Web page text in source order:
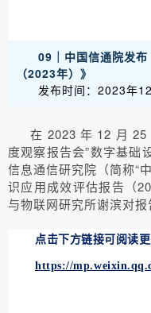
09｜中国信通院发
（2023年）》
发布时间：2023年
在 2023 年 12 月 25
度观察报告会”数字基础
信息通信研究院（简称“
识应用成效评估报告（
与物联网研究所谢滨对报
点击下方链接可阅读更
https://